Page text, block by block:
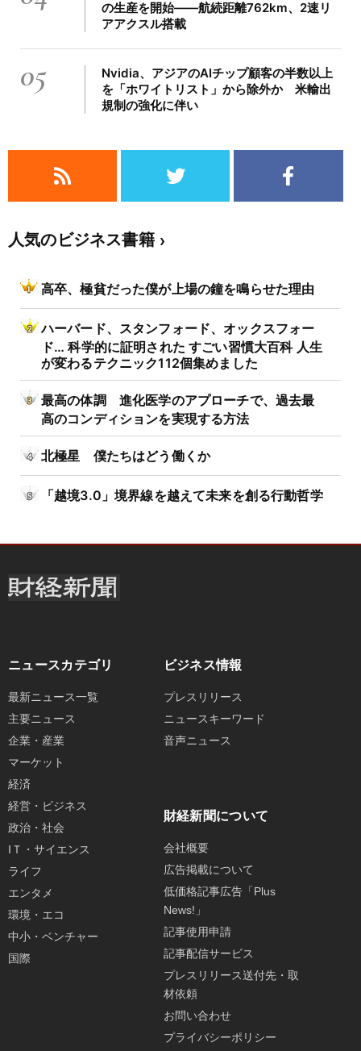
の生産を開始――航続距離762km、2速リ
アアクスル搭載
05
Nvidia、アジアのAIチップ顧客の半数以上
を「ホワイトリスト」から除外か 米輸出
規制の強化に伴い
人気のビジネス書籍
高卒、極貧だった僕が上場の鐘を鳴らせた理由
ハーバード、スタンフォード、オックスフォー
ド… 科学的に証明された すごい習慣大百科 人生
が変わるテクニック112個集めました
最高の体調 進化医学のアプローチで、過去最
高のコンディションを実現する方法
北極星 僕たちはどう働くか
「越境3.0」境界線を越えて未来を創る行動哲学
ニュースカテゴリ
最新ニュース一覧
主要ニュース
企業・産業
マーケット
経済
経営・ビジネス
政治・社会
IＴ・サイエンス
ライフ
エンタメ
環境・エコ
中小・ベンチャー
国際
ビジネス情報
プレスリリース
ニュースキーワード
音声ニュース
財経新聞について
会社概要
広告掲載について
低価格記事広告「Plus
News!」
記事使用申請
記事配信サービス
プレスリリース送付先・取
材依頼
お問い合わせ
プライバシーポリシー